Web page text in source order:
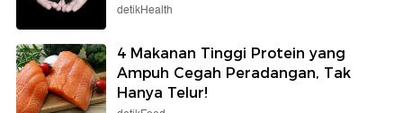
detikHealth
4 Makanan Tinggi Protein yang
Ampuh Cegah Peradangan, Tak
Hanya Telur!